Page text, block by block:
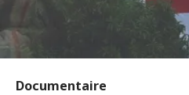
Documentaire